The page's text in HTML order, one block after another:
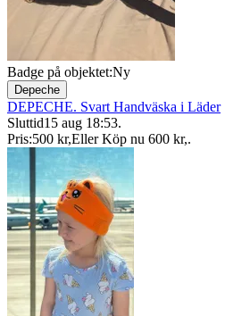
Badge på objektet:Ny
Depeche
DEPECHE. Svart Handväska i Läder
Sluttid15 aug 18:53.
Pris:500 kr,Eller Köp nu 600 kr,.